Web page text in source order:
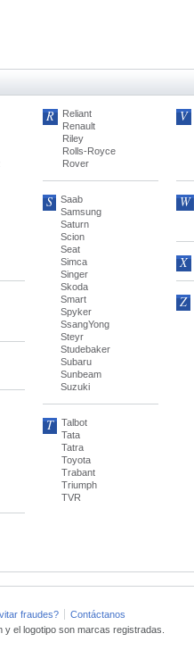
R
Reliant
Renault
Riley
Rolls-Royce
Rover
S
Saab
Samsung
Saturn
Scion
Seat
Simca
Singer
Skoda
Smart
Spyker
SsangYong
Steyr
Studebaker
Subaru
Sunbeam
Suzuki
T
Talbot
Tata
Tatra
Toyota
Trabant
Triumph
TVR
V
W
X
Z
fraudes?
Contáctanos
el logotipo son marcas registradas.